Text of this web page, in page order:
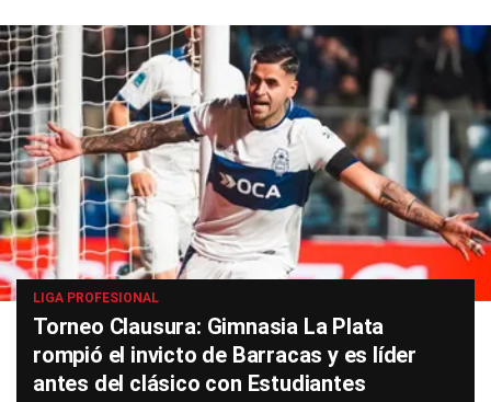
LIGA PROFESIONAL
Torneo Clausura: Gimnasia La Plata
rompió el invicto de Barracas y es líder
antes del clásico con Estudiantes